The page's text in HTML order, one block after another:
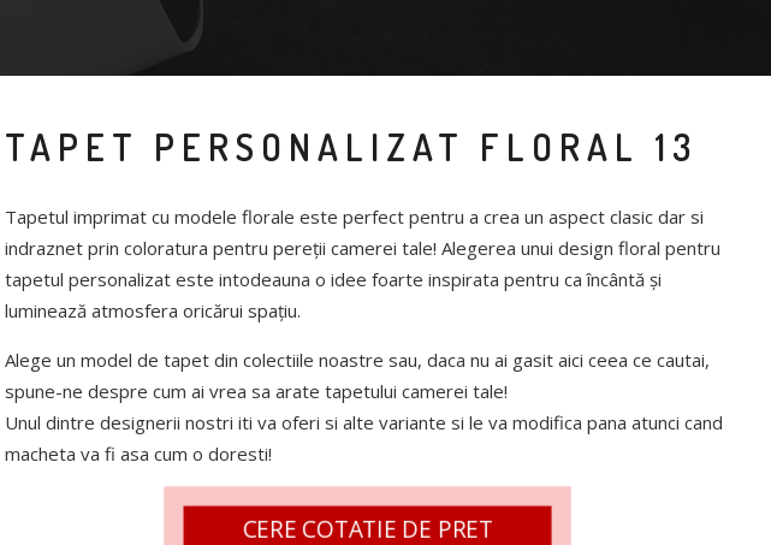
TAPET PERSONALIZAT FLORAL 13
Tapetul imprimat cu modele florale este perfect pentru a crea un aspect clasic dar si
indraznet prin coloratura pentru pereții camerei tale! Alegerea unui design floral pentru
tapetul personalizat este intodeauna o idee foarte inspirata pentru ca încântă și
luminează atmosfera oricărui spațiu.
Alege un model de tapet din colectiile noastre sau, daca nu ai gasit aici ceea ce cautai,
spune-ne despre cum ai vrea sa arate tapetului camerei tale!
Unul dintre designerii nostri iti va oferi si alte variante si le va modifica pana atunci cand
macheta va fi asa cum o doresti!
CERE COTATIE DE PRET